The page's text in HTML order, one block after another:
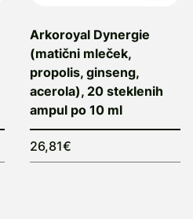
Arkoroyal Dynergie
(matični mleček,
propolis, ginseng,
acerola), 20 steklenih
ampul po 10 ml
26,81€